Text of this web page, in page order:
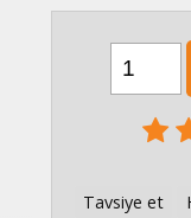
Tavsiye et